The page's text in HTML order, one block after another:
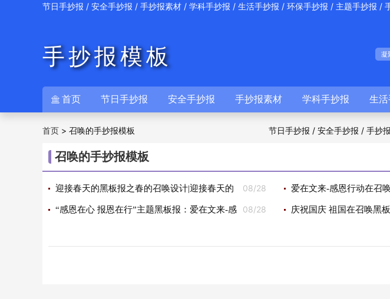
节日手抄报 / 安全手抄报 / 手抄报素材 / 学科手抄报 / 生活手抄报 / 环保手抄报 / 主题手抄报 /
手抄报模板 凝
 首页 节日手抄报 安全手抄报 手抄报素材 学科手抄报 生活
节日手抄报 / 安全手抄报 / 手抄
首页 > 召唤的手抄报模板
召唤的手抄报模板
08/28
迎接春天的黑板报之春的召唤设计|迎接春天的
黑板报之春的召唤图片
爱在文来-感恩行动在召
感恩行动在召唤黑板报
08/28
“感恩在心 报恩在行”主题黑板报：爱在文来-感 庆祝国庆 祖国在召唤黑